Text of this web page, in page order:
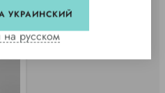
УКРАИНСКИЙ
на русском